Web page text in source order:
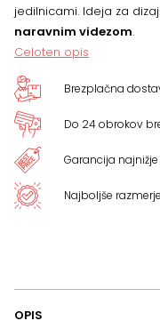
jedilnicami. Ideja za
naravnim videzom.
Celoten opis
Brezplačna
Do 24 obrokov
Garancija najnižje
Najboljše
OPIS